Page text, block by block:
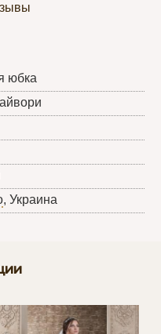
юбка
, Украина